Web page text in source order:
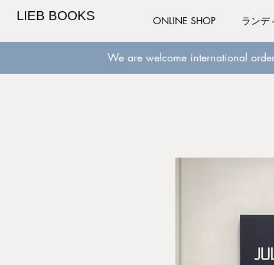
LIEB BOOKS ONLINE SHOP ランデ
We are welcome international